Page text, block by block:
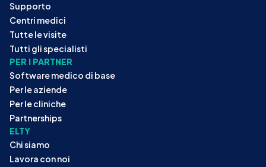
Supporto
Centri medici
Tutte le visite
Tutti gli specialisti
PER I PARTNER
Software medico di base
Per le aziende
Per le cliniche
Partnerships
ELTY
Chi siamo
Lavora con noi